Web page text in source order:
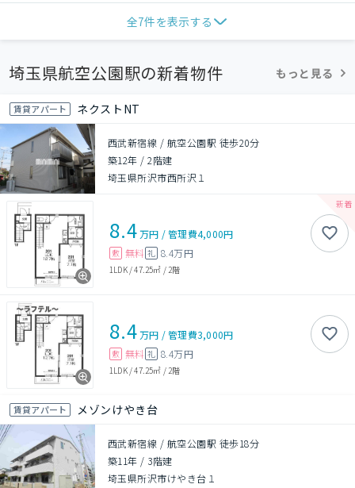
全7件を表示する
埼玉県航空公園駅の新着物件 もっと見る
賃貸アパート ネクストNT
西武新宿線 / 航空公園駅 徒歩20分
築12年 /2階建
埼玉県所沢市西所沢１
8.4万円 /管理費4,000円
敷 無料 礼 8.4万円
1LDK/47.25㎡ / 2階
8.4万円 /管理費3,000円
敷 無料 礼 8.4万円
1LDK/47.25㎡ / 2階
賃貸アパート メゾンけやき台
西武新宿線 / 航空公園駅 徒歩18分
築11年 / 3階建
埼玉県所沢市けやき台１